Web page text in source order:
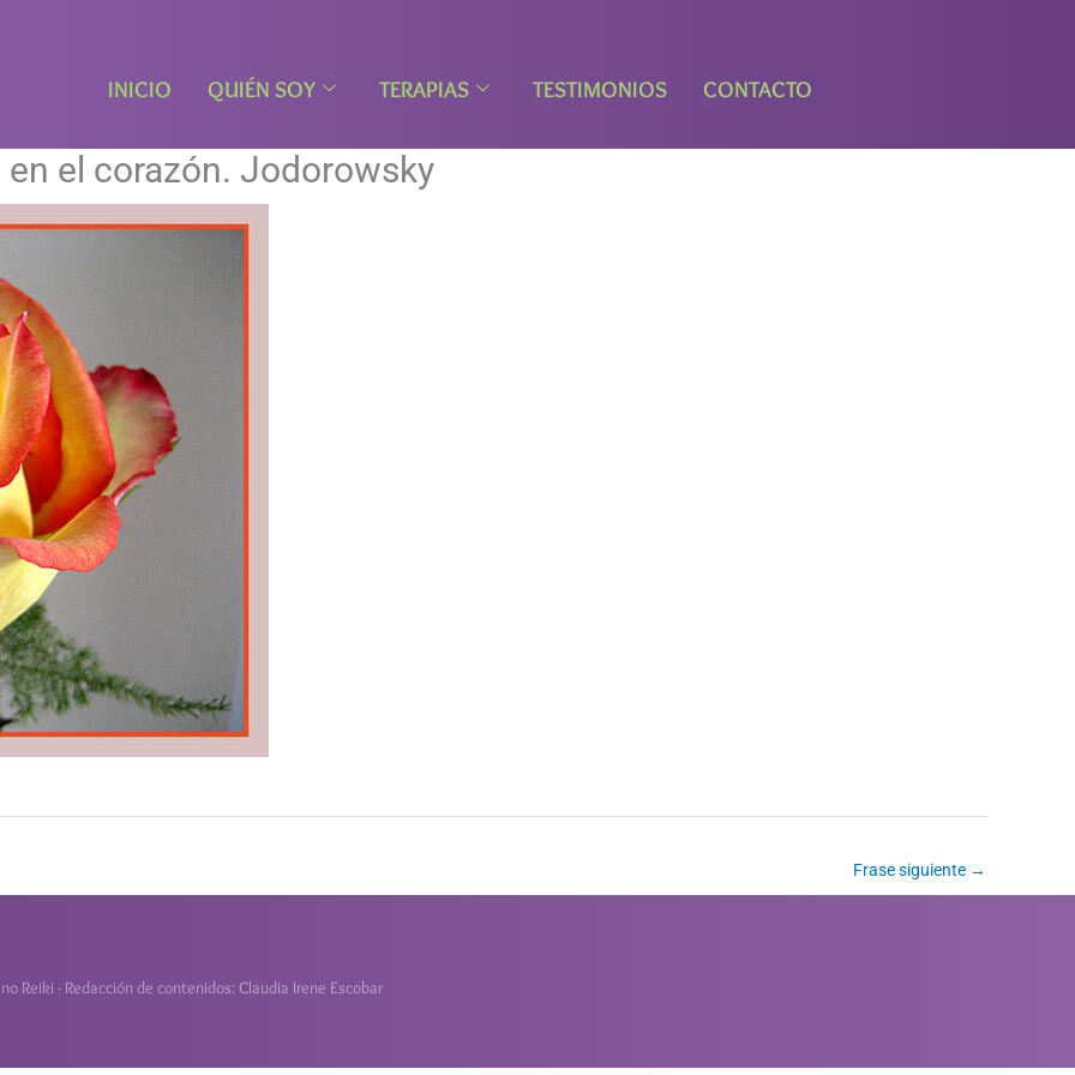
INICIO QUIÉN SOY TERAPIAS TESTIMONIOS CONTACTO
el corazón. Jodorowsky
Frase siguiente →
Reiki - Redacción de contenidos: Claudia Irene Escobar